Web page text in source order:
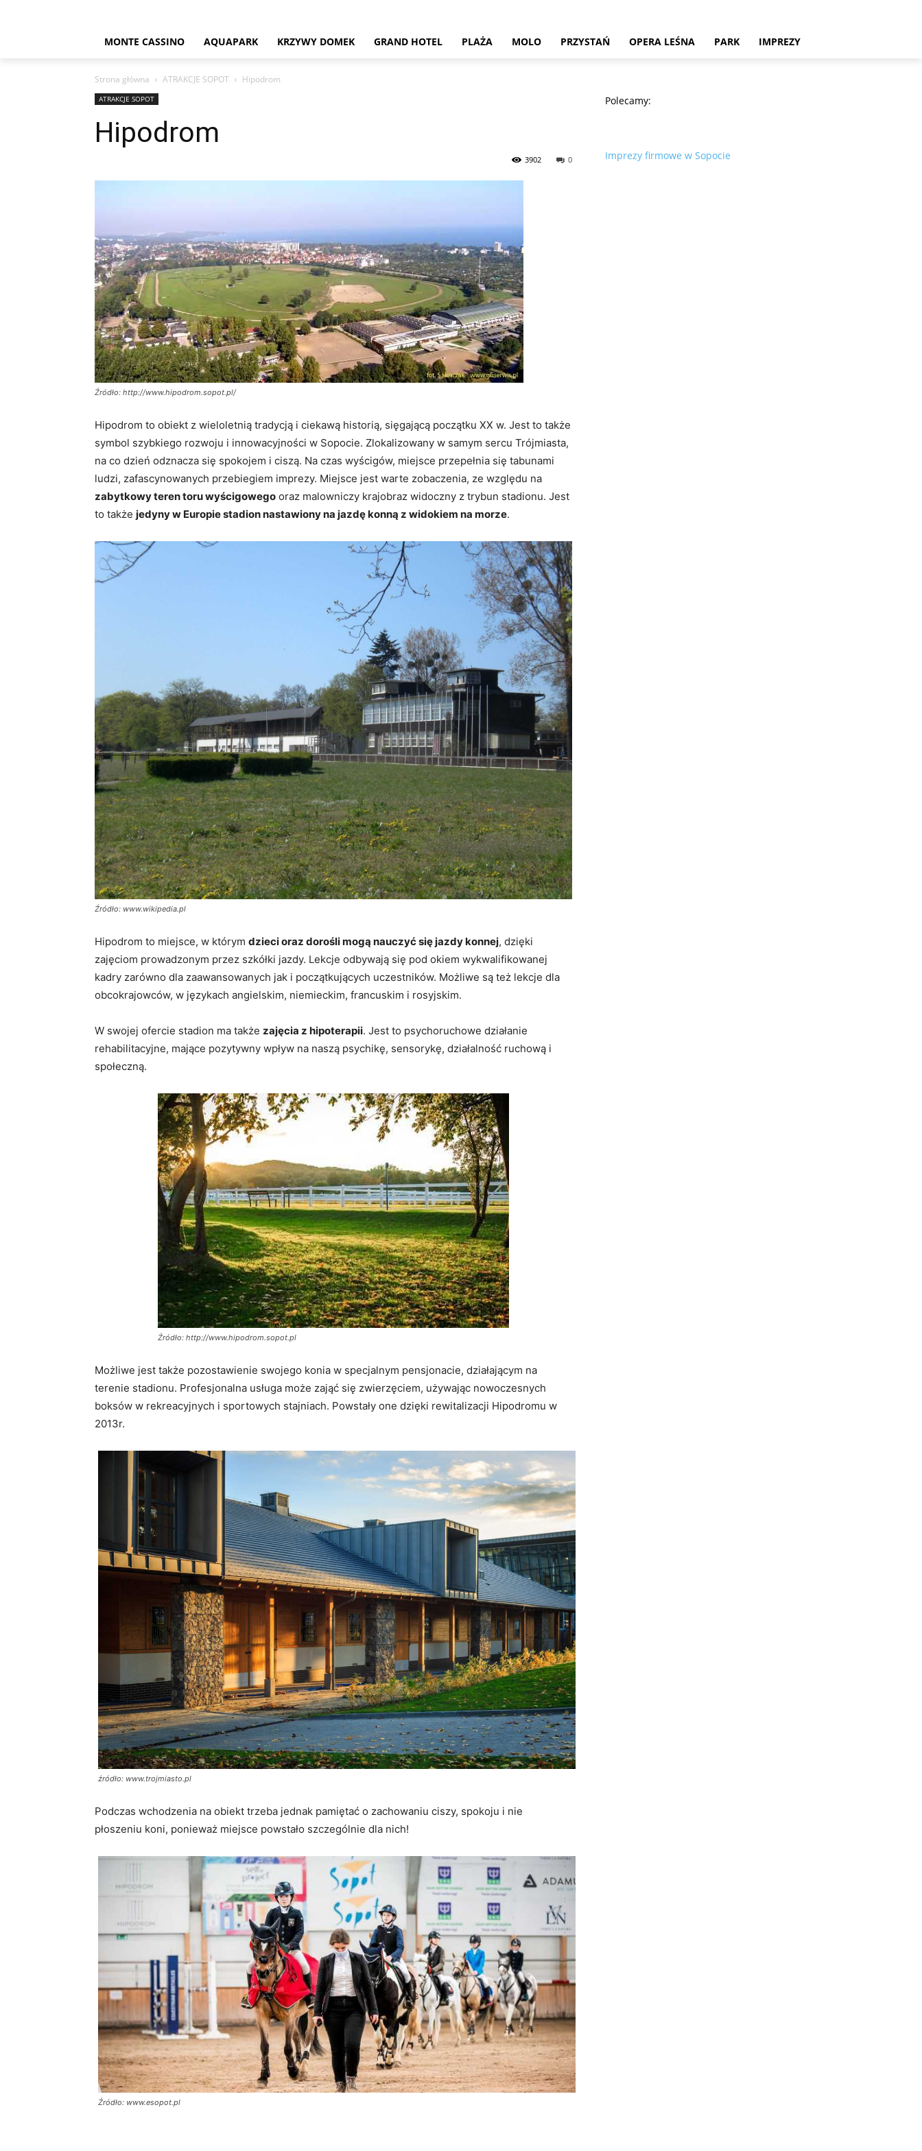
MONTE CASSINO AQUAPARK KRZYWY DOMEK GRAND HOTEL PLAŻA MOLO PRZYSTAŃ OPERA LEŚNA PARK IMPREZY
Strona główna ATRAKCJE SOPOT Hipodrom
ATRAKCJE SOPOT
Hipodrom
0
3902
Źródło: http://www.hipodrom.sopot.pl/
Hipodrom to obiekt z wieloletnią tradycją i ciekawą historią, sięgającą początku XX w. Jest to także
symbol szybkiego rozwoju i innowacyjności w Sopocie. Zlokalizowany w samym sercu Trójmiasta,
na co dzień odznacza się spokojem i ciszą. Na czas wyścigów, miejsce przepełnia się tabunami
ludzi, zafascynowanych przebiegiem imprezy. Miejsce jest warte zobaczenia, ze względu na
zabytkowy teren toru wyścigowego oraz malowniczy krajobraz widoczny z trybun stadionu. Jest
to także jedyny w Europie stadion nastawiony na jazdę konną z widokiem na morze.
Źródło: www.wikipedia.pl
Hipodrom to miejsce, w którym dzieci oraz dorośli mogą nauczyć się jazdy konnej, dzięki
zajęciom prowadzonym przez szkółki jazdy. Lekcje odbywają się pod okiem wykwalifikowanej
kadry zarówno dla zaawansowanych jak i początkujących uczestników. Możliwe są też lekcje dla
obcokrajowców, w językach angielskim, niemieckim, francuskim i rosyjskim.
W swojej ofercie stadion ma także zajęcia z hipoterapii. Jest to psychoruchowe działanie
rehabilitacyjne, mające pozytywny wpływ na naszą psychikę, sensorykę, działalność ruchową i
społeczną.
Źródło: http://www.hipodrom.sopot.pl
Możliwe jest także pozostawienie swojego konia w specjalnym pensjonacie, działającym na
terenie stadionu. Profesjonalna usługa może zająć się zwierzęciem, używając nowoczesnych
boksów w rekreacyjnych i sportowych stajniach. Powstały one dzięki rewitalizacji Hipodromu w
2013r.
źródło: www.trojmiasto.pl
Podczas wchodzenia na obiekt trzeba jednak pamiętać o zachowaniu ciszy, spokoju i nie
płoszeniu koni, ponieważ miejsce powstało szczególnie dla nich!
Źródło: www.esopot.pl
Polecamy:
Imprezy firmowe w Sopocie